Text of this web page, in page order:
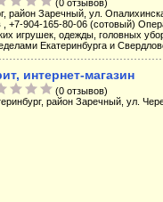
(0 отзывов)
район Заречный, ул.
, +7-904-165-80-06 (сотовый)
игрушек, одежды, головных
Екатеринбурга и
интернет-магазин
(0 отзывов)
район Заречный, ул.